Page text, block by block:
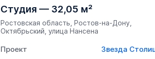
Студия — 32,05 м²
Ростовская область, Ростов-на-Дону,
Октябрьский, улица Нансена
Проект
Звезда